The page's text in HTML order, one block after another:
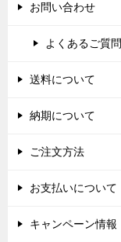
お問い合わせ
よくあるご質問
送料について
納期について
ご注文方法
お支払いについて
キャンペーン情報